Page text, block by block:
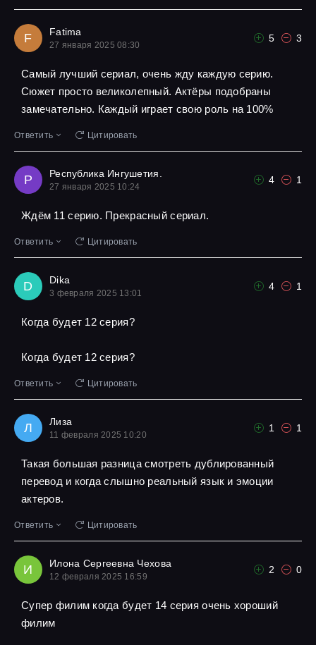
F Fatima
27 января 2025 08:30
5 3
Самый лучший сериал, очень жду каждую серию.
Сюжет просто великолепный. Актёры подобраны
замечательно. Каждый играет свою роль на 100%
Ответить Цитировать
Р Республика Ингушетия.
27 января 2025 10:24
4 1
Ждём 11 серию. Прекрасный сериал.
Ответить Цитировать
D Dika
3 февраля 2025 13:01
4 1
Когда будет 12 серия?
Когда будет 12 серия?
Ответить Цитировать
Л Лиза
11 февраля 2025 10:20
1 1
Такая большая разница смотреть дублированный
перевод и когда слышно реальный язык и эмоции
актеров.
Ответить Цитировать
И Илона Сергеевна Чехова
12 февраля 2025 16:59
2 0
Супер филим когда будет 14 серия очень хороший
филим